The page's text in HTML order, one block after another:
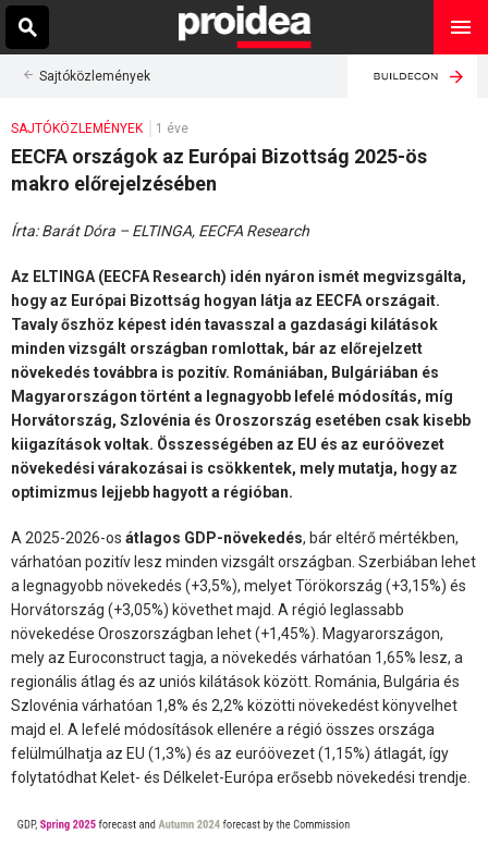
Sajtóközlemények
SAJTÓKÖZLEMÉNYEK 1 éve
EECFA országok az Európai Bizottság 2025-ös
makro előrejelzésében
Írta: Barát Dóra – ELTINGA, EECFA Research
Az ELTINGA (EECFA Research) idén nyáron ismét megvizsgálta,
hogy az Európai Bizottság hogyan látja az EECFA országait.
Tavaly őszhöz képest idén tavasszal a gazdasági kilátások
minden vizsgált országban romlottak, bár az előrejelzett
növekedés továbbra is pozitív. Romániában, Bulgáriában és
Magyarországon történt a legnagyobb lefelé módosítás, míg
Horvátország, Szlovénia és Oroszország esetében csak kisebb
kiigazítások voltak. Összességében az EU és az euróövezet
növekedési várakozásai is csökkentek, mely mutatja, hogy az
optimizmus lejjebb hagyott a régióban.
A 2025-2026-os átlagos GDP-növekedés, bár eltérő mértékben,
várhatóan pozitív lesz minden vizsgált országban. Szerbiában lehet
a legnagyobb növekedés (+3,5%), melyet Törökország (+3,15%) és
Horvátország (+3,05%) követhet majd. A régió leglassabb
növekedése Oroszországban lehet (+1,45%). Magyarországon,
mely az Euroconstruct tagja, a növekedés várhatóan 1,65% lesz, a
regionális átlag és az uniós kilátások között. Románia, Bulgária és
Szlovénia várhatóan 1,8% és 2,2% közötti növekedést könyvelhet
majd el. A lefelé módosítások ellenére a régió összes országa
felülmúlhatja az EU (1,3%) és az euróövezet (1,15%) átlagát, így
folytatódhat Kelet- és Délkelet-Európa erősebb növekedési trendje.